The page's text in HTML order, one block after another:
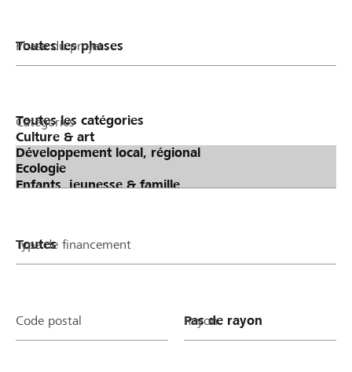
Phase du projet
Catégories
Type de financement
Code postal Rayon